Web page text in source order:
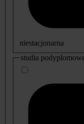
niestacjonarna
studia